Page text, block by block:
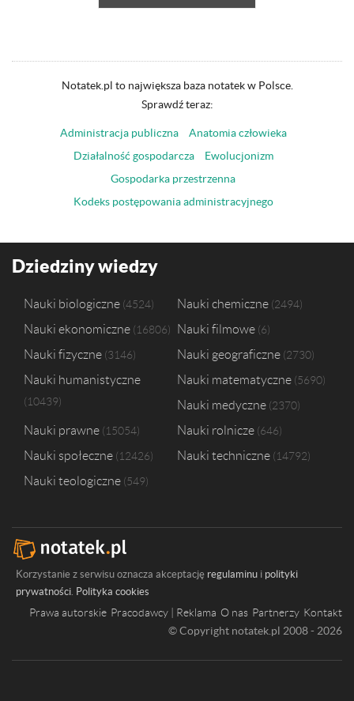
Notatek.pl to największa baza notatek w Polsce.
Sprawdź teraz:
Administracja publiczna
Anatomia człowieka
Działalność gospodarcza
Ewolucjonizm
Gospodarka przestrzenna
Kodeks postępowania administracyjnego
Dziedziny wiedzy
Nauki biologiczne 4524 Nauki chemiczne 2494
Nauki ekonomiczne 16806 Nauki filmowe 6
Nauki fizyczne 3146 Nauki geograficzne 2730
Nauki humanistyczne
10439
Nauki matematyczne 5690
Nauki medyczne 2370
Nauki prawne 15054 Nauki rolnicze 646
Nauki społeczne 12426 Nauki techniczne 14792
Nauki teologiczne 549
Korzystanie z serwisu oznacza akceptację regulaminu i polityki
prywatności. Polityka cookies
Prawa autorskie Pracodawcy | Reklama O nas Partnerzy Kontakt
© Copyright notatek.pl 2008 - 2026